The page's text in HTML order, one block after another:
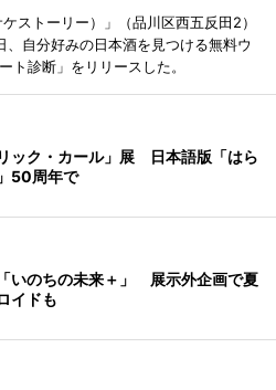
ストーリー）」（品川区西五反田2）
自分好みの日本酒を見つける無料ウ
ト診断」をリリースした。
ック・カール」展 日本語版「はら
50周年で
いのちの未来＋」 展示外企画で夏
イドも